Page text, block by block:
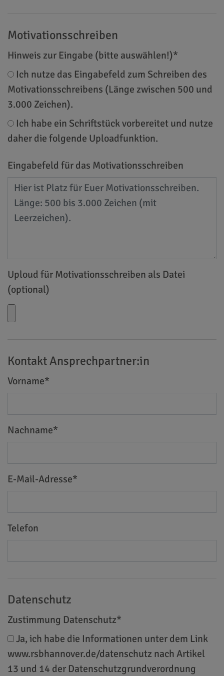
Motivationsschreiben
Hinweis zur Eingabe (bitte auswählen!)*
Ich nutze das Eingabefeld zum Schreiben des
Motivationsschreibens (Länge zwischen 500 und
3.000 Zeichen).
Ich habe ein Schriftstück vorbereitet und nutze
daher die folgende Uploadfunktion.
Eingabefeld für das Motivationsschreiben
Uploud für Motivationsschreiben als Datei
(optional)
Kontakt Ansprechpartner:in
Vorname*
Nachname*
E-Mail-Adresse*
Telefon
Datenschutz
Zustimmung Datenschutz*
Ja, ich habe die Informationen unter dem Link
www.rsbhannover.de/datenschutz nach Artikel
13 und 14 der Datenschutzgrundverordnung